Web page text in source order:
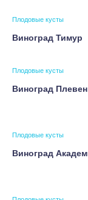
Плодовые кусты
Виноград Тимур
Плодовые кусты
Виноград Плевен
Плодовые кусты
Виноград